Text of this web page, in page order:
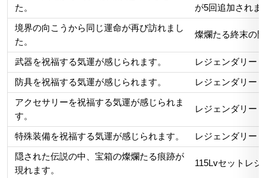
た。
が5回追加されま
境界の向こうから同じ運命が再び訪れまし
た。
燦爛たる終末の
武器を祝福する気運が感じられます。 レジェンダリー
防具を祝福する気運が感じられます。 レジェンダリー
アクセサリーを祝福する気運が感じられま
す。
レジェンダリー
特殊装備を祝福する気運が感じられます。 レジェンダリー
隠された伝説の中、宝箱の燦爛たる痕跡が
現れます。
115Lvセットレ